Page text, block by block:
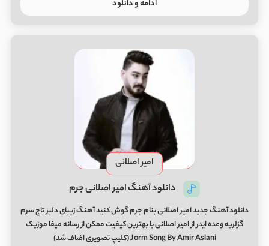
ادامه و دانلود
امیر اصلانی
دانلود آهنگ امیر اصلانی جرم
دانلود آهنگ جدید امیر اصلانی بنام جرم گوش کنید آهنگ زیبای دلبر تاج سرم
گزلریه وعده ایدر از امیر اصلانی با بهترین کیفیت ممکن از رسانه میفا موزیک
Jorm Song By Amir Aslani (کلیپ تصویری اضاف شد)